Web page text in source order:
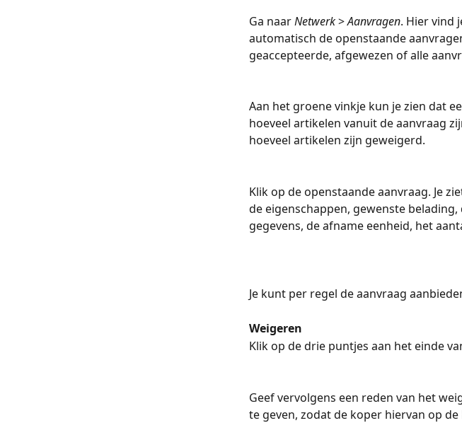
Ga naar Netwerk > Aanvragen. Hier vind
automatisch de openstaande
geaccepteerde, afgewezen of alle
Aan het groene vinkje kun je zien dat
hoeveel artikelen vanuit de aanvraag
hoeveel artikelen zijn geweigerd.
Klik op de openstaande aanvraag. Je
de eigenschappen, gewenste
gegevens, de afname eenheid, het
Je kunt per regel de aanvraag
Weigeren
Klik op de drie puntjes aan het einde
Geef vervolgens een reden van het
te geven, zodat de koper hiervan op